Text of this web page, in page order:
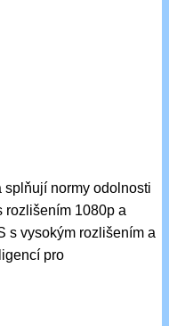
splňují normy odolnosti
rozlišením 1080p a
s vysokým rozlišením a
pro